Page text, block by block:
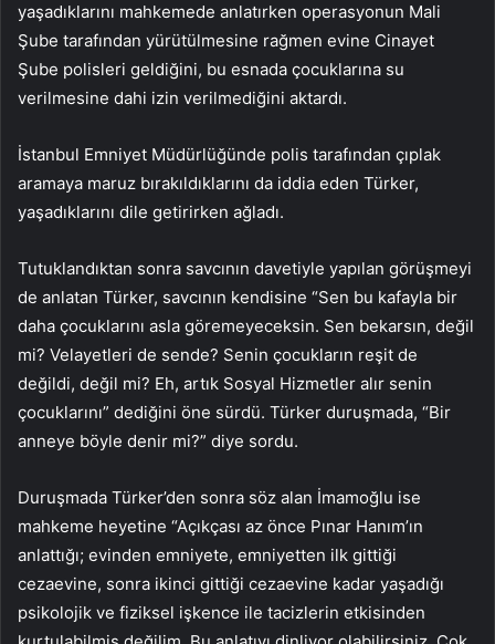
yaşadıklarını mahkemede anlatırken operasyonun Mali
Şube tarafından yürütülmesine rağmen evine Cinayet
Şube polisleri geldiğini, bu esnada çocuklarına su
verilmesine dahi izin verilmediğini aktardı.
İstanbul Emniyet Müdürlüğünde polis tarafından çıplak
aramaya maruz bırakıldıklarını da iddia eden Türker,
yaşadıklarını dile getirirken ağladı.
Tutuklandıktan sonra savcının davetiyle yapılan görüşmeyi
de anlatan Türker, savcının kendisine “Sen bu kafayla bir
daha çocuklarını asla göremeyeceksin. Sen bekarsın, değil
mi? Velayetleri de sende? Senin çocukların reşit de
değildi, değil mi? Eh, artık Sosyal Hizmetler alır senin
çocuklarını” dediğini öne sürdü. Türker duruşmada, “Bir
anneye böyle denir mi?” diye sordu.
Duruşmada Türker’den sonra söz alan İmamoğlu ise
mahkeme heyetine “Açıkçası az önce Pınar Hanım’ın
anlattığı; evinden emniyete, emniyetten ilk gittiği
cezaevine, sonra ikinci gittiği cezaevine kadar yaşadığı
psikolojik ve fiziksel işkence ile tacizlerin etkisinden